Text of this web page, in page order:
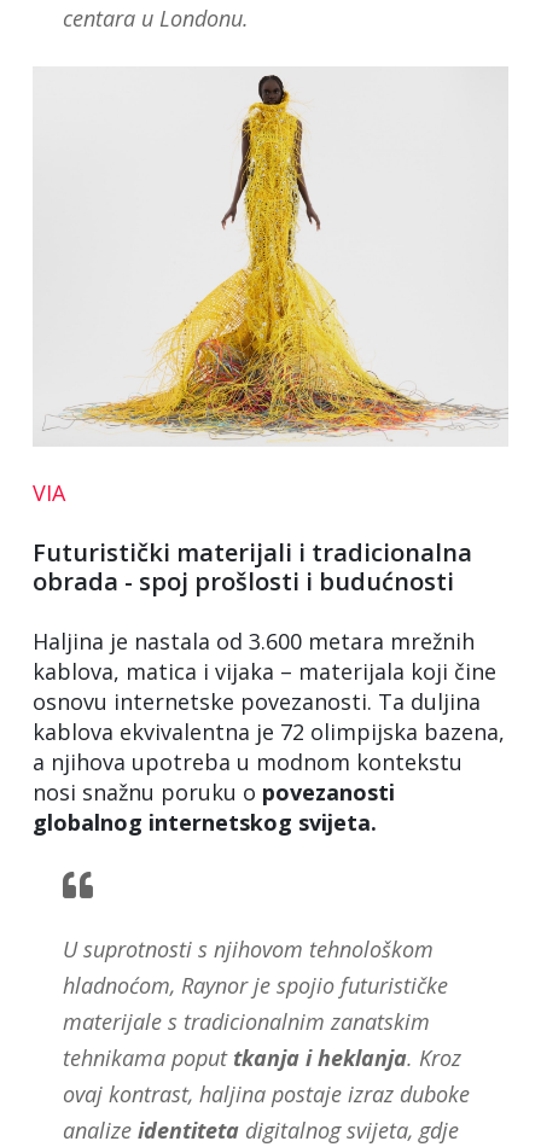
centara u Londonu.
VIA
Futuristički materijali i tradicionalna
obrada - spoj prošlosti i budućnosti
Haljina je nastala od 3.600 metara mrežnih
kablova, matica i vijaka – materijala koji čine
osnovu internetske povezanosti. Ta duljina
kablova ekvivalentna je 72 olimpijska bazena,
a njihova upotreba u modnom kontekstu
nosi snažnu poruku o povezanosti
globalnog internetskog svijeta.
U suprotnosti s njihovom tehnološkom
hladnoćom, Raynor je spojio futurističke
materijale s tradicionalnim zanatskim
tehnikama poput tkanja i heklanja. Kroz
ovaj kontrast, haljina postaje izraz duboke
analize identiteta digitalnog svijeta, gdje